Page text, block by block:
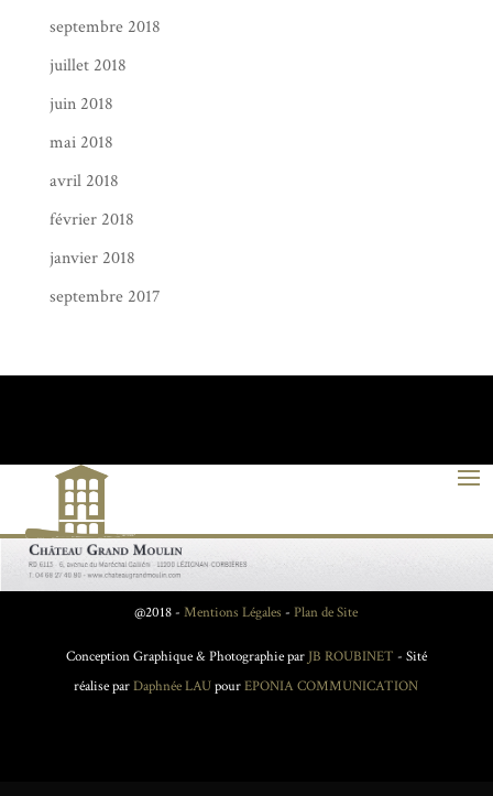
septembre 2018
juillet 2018
juin 2018
mai 2018
avril 2018
février 2018
janvier 2018
septembre 2017
@2018 - Mentions Légales - Plan de Site
Conception Graphique & Photographie par JB ROUBINET - Sité
réalise parDaphnée LAUpourEPONIA COMMUNICATION